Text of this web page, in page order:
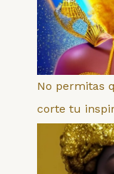
No permitas
corte tu